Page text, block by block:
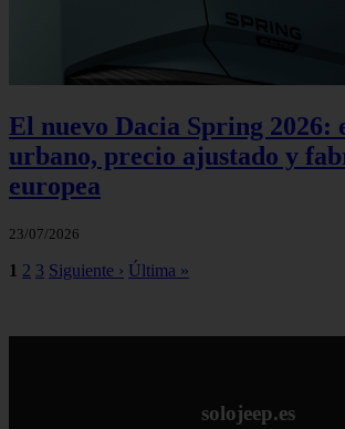
El nuevo Dacia Spring 2026:
urbano, precio ajustado y
europea
23/07/2026
1 2 3 Siguiente › Última »
solojeep.es